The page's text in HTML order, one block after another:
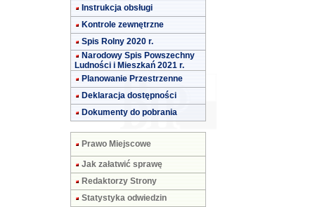
Instrukcja obsługi
Kontrole zewnętrzne
Spis Rolny 2020 r.
Narodowy Spis Powszechny
Ludności i Mieszkań 2021 r.
Planowanie Przestrzenne
Deklaracja dostępności
Dokumenty do pobrania
Prawo Miejscowe
Jak załatwić sprawę
Redaktorzy Strony
Statystyka odwiedzin